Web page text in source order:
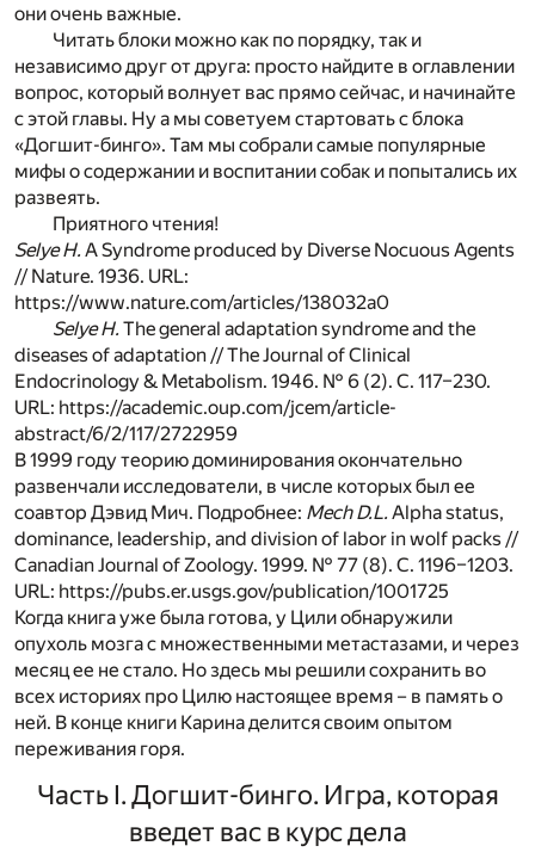
они очень важные.
Читать блоки можно как по порядку, так и
независимо друг от друга: просто найдите в оглавлении
вопрос, который волнует вас прямо сейчас, и начинайте
с этой главы. Ну а мы советуем стартовать с блока
«Догшит-бинго». Там мы собрали самые популярные
мифы о содержании и воспитании собак и попытались их
развеять.
Приятного чтения!
Selye H. A Syndrome produced by Diverse Nocuous Agents
// Nature. 1936. URL:
https://www.nature.com/articles/138032a0
Selye H. The general adaptation syndrome and the
diseases of adaptation // The Journal of Clinical
Endocrinology & Metabolism. 1946. № 6 (2). С. 117–230.
URL: https://academic.oup.com/jcem/article-
abstract/6/2/117/2722959
В 1999 году теорию доминирования окончательно
развенчали исследователи, в числе которых был ее
соавтор Дэвид Мич. Подробнее: Mech D.L. Alpha status,
dominance, leadership, and division of labor in wolf packs //
Canadian Journal of Zoology. 1999. № 77 (8). С. 1196–1203.
URL: https://pubs.er.usgs.gov/publication/1001725
Когда книга уже была готова, у Цили обнаружили
опухоль мозга с множественными метастазами, и через
месяц ее не стало. Но здесь мы решили сохранить во
всех историях про Цилю настоящее время – в память о
ней. В конце книги Карина делится своим опытом
переживания горя.
Часть I. Догшит-бинго. Игра, которая
введет вас в курс дела